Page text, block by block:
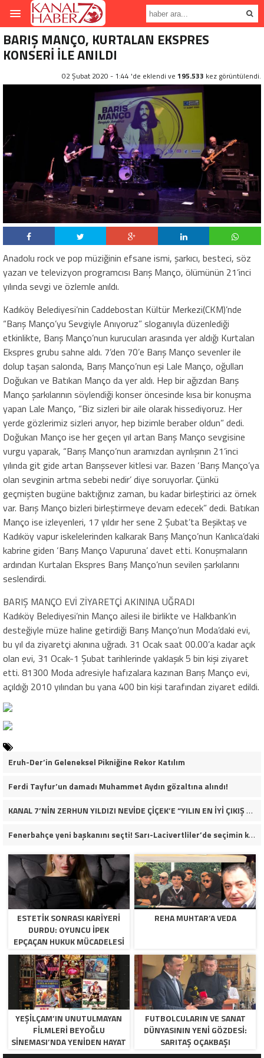
BARIŞ MANÇO, KURTALAN EKSPRES
KONSERİ İLE ANILDI
02 Şubat 2020 - 1:44 'de eklendi ve 195.533 kez görüntülendi.
Anadolu rock ve pop müziğinin efsane ismi, şarkıcı, besteci, söz
yazarı ve televizyon programcısı Barış Manço, ölümünün 21’inci
yılında sevgi ve özlemle anıldı.
Kadıköy Belediyesi’nin Caddebostan Kültür Merkezi(CKM)’nde
“Barış Manço’yu Sevgiyle Anıyoruz” sloganıyla düzenlediği
etkinlikte, Barış Manço’nun kurucuları arasında yer aldığı Kurtalan
Ekspres grubu sahne aldı. 7’den 70’e Barış Manço sevenler ile
dolup taşan salonda, Barış Manço’nun eşi Lale Manço, oğulları
Doğukan ve Batıkan Manço da yer aldı. Hep bir ağızdan Barış
Manço şarkılarının söylendiği konser öncesinde kısa bir konuşma
yapan Lale Manço, “Biz sizleri bir aile olarak hissediyoruz. Her
yerde gözlerimiz sizleri arıyor, hep bizimle beraber oldun” dedi.
Doğukan Manço ise her geçen yıl artan Barış Manço sevgisine
vurgu yaparak, “Barış Manço’nun aramızdan ayrılışının 21’inci
yılında git gide artan Barışsever kitlesi var. Bazen ‘Barış Manço’ya
olan sevginin artma sebebi nedir’ diye soruyorlar. Çünkü
geçmişten bugüne baktığınız zaman, bu kadar birleştirici az örnek
var. Barış Manço bizleri birleştirmeye devam edecek” dedi. Batıkan
Manço ise izleyenleri, 17 yıldır her sene 2 Şubat’ta Beşiktaş ve
Kadıköy vapur iskelelerinden kalkarak Barış Manço’nun Kanlıca’daki
kabrine giden ‘Barış Manço Vapuruna’ davet etti. Konuşmaların
ardından Kurtalan Ekspres Barış Manço’nun sevilen şarkılarını
seslendirdi.
BARIŞ MANÇO EVİ ZİYARETÇİ AKININA UĞRADI
Kadıköy Belediyesi’nin Manço ailesi ile birlikte ve Halkbank’ın
desteğiyle müze haline getirdiği Barış Manço’nun Moda’daki evi,
bu yıl da ziyaretçi akınına uğradı. 31 Ocak saat 00.00’a kadar açık
olan evi, 31 Ocak-1 Şubat tarihlerinde yaklaşık 5 bin kişi ziyaret
etti. 81300 Moda adresiyle hafızalara kazınan Barış Manço evi,
açıldığı 2010 yılından bu yana 400 bin kişi tarafından ziyaret edildi.
Eruh-Der’in Geleneksel Pikniğine Rekor Katılım
Ferdi Tayfur’un damadı Muhammet Aydın gözaltına alındı!
KANAL 7’NİN ZERHUN YILDIZI NEVİDE ÇİÇEK’E “YILIN EN İYİ ÇIKIŞ YAPAN KADIN OYUNCUSU” ÖDÜLÜ!
Fenerbahçe yeni başkanını seçti! Sarı-Lacivertliler’de seçimin kazananı Aziz Yıldırım oldu
ESTETIK SONRASI KARIYERI
DURDU: OYUNCU İPEK
EPÇAÇAN HUKUK MÜCADELESI
VERIYOR
REHA MUHTAR’A VEDA
YEŞILÇAM’IN UNUTULMAYAN
FILMLERI BEYOĞLU
SINEMASI’NDA YENIDEN HAYAT
BULUYOR
FUTBOLCULARIN VE SANAT
DÜNYASININ YENI GÖZDESI:
SARITAŞ OÇAKBAŞI